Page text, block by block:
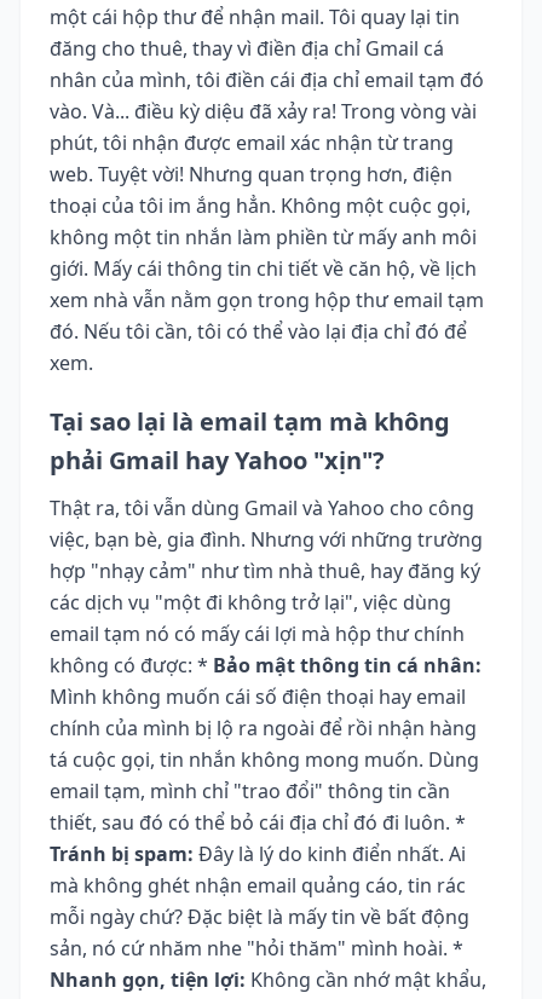
một cái hộp thư để nhận mail. Tôi quay lại tin
đăng cho thuê, thay vì điền địa chỉ Gmail cá
nhân của mình, tôi điền cái địa chỉ email tạm đó
vào. Và... điều kỳ diệu đã xảy ra! Trong vòng vài
phút, tôi nhận được email xác nhận từ trang
web. Tuyệt vời! Nhưng quan trọng hơn, điện
thoại của tôi im ắng hẳn. Không một cuộc gọi,
không một tin nhắn làm phiền từ mấy anh môi
giới. Mấy cái thông tin chi tiết về căn hộ, về lịch
xem nhà vẫn nằm gọn trong hộp thư email tạm
đó. Nếu tôi cần, tôi có thể vào lại địa chỉ đó để
xem.
Tại sao lại là email tạm mà không
phải Gmail hay Yahoo "xịn"?
Thật ra, tôi vẫn dùng Gmail và Yahoo cho công
việc, bạn bè, gia đình. Nhưng với những trường
hợp "nhạy cảm" như tìm nhà thuê, hay đăng ký
các dịch vụ "một đi không trở lại", việc dùng
email tạm nó có mấy cái lợi mà hộp thư chính
không có được: * Bảo mật thông tin cá nhân:
Mình không muốn cái số điện thoại hay email
chính của mình bị lộ ra ngoài để rồi nhận hàng
tá cuộc gọi, tin nhắn không mong muốn. Dùng
email tạm, mình chỉ "trao đổi" thông tin cần
thiết, sau đó có thể bỏ cái địa chỉ đó đi luôn. *
Tránh bị spam: Đây là lý do kinh điển nhất. Ai
mà không ghét nhận email quảng cáo, tin rác
mỗi ngày chứ? Đặc biệt là mấy tin về bất động
sản, nó cứ nhăm nhe "hỏi thăm" mình hoài. *
Nhanh gọn, tiện lợi: Không cần nhớ mật khẩu,